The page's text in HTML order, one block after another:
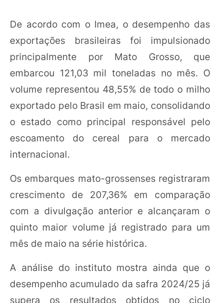
De acordo com o Imea, o desempenho das
exportações brasileiras foi impulsionado
principalmente por Mato Grosso, que
embarcou 121,03 mil toneladas no mês. O
volume representou 48,55% de todo o milho
exportado pelo Brasil em maio, consolidando
o estado como principal responsável pelo
escoamento do cereal para o mercado
internacional.
Os embarques mato-grossenses registraram
crescimento de 207,36% em comparação
com a divulgação anterior e alcançaram o
quinto maior volume já registrado para um
mês de maio na série histórica.
A análise do instituto mostra ainda que o
desempenho acumulado da safra 2024/25 já
supera os resultados obtidos no ciclo